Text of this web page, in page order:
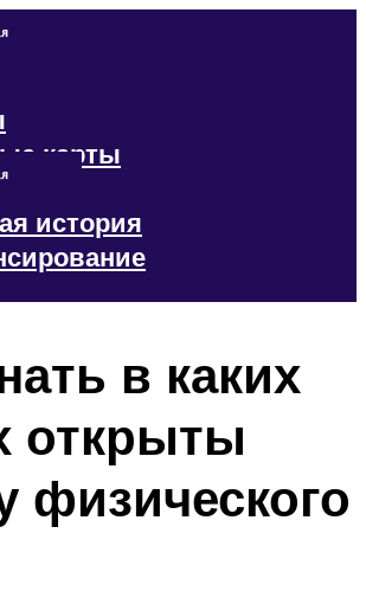
карты
история
в каких
открыты
физического